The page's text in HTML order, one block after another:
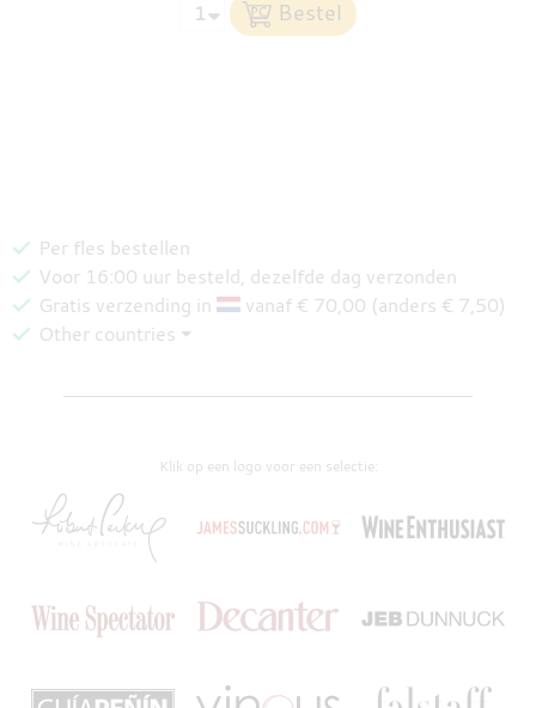
Per fles bestellen
Voor 16:00 uur besteld, dezelfde dag verzonden
Gratis verzending in
vanaf € 70,00 (anders € 7,50)
Other countries ⏷
Klik op een logo voor een selectie: